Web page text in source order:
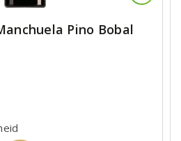
Pino Bobal